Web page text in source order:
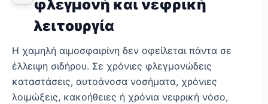
φλεγμονή και νεφρική
λειτουργία
Η χαμηλή αιμοσφαιρίνη δεν οφείλεται πάντα σε
έλλειψη σιδήρου. Σε χρόνιες φλεγμονώδεις
καταστάσεις, αυτοάνοσα νοσήματα, χρόνιες
λοιμώξεις, κακοήθειες ή χρόνια νεφρική νόσο,